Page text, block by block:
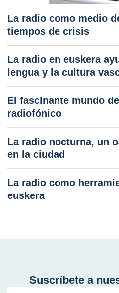
La radio como medio
tiempos de crisis
La radio en euskera
lengua y la cultura
El fascinante mundo
radiofónico
La radio nocturna, un
en la ciudad
La radio como
euskera
Suscríbete a